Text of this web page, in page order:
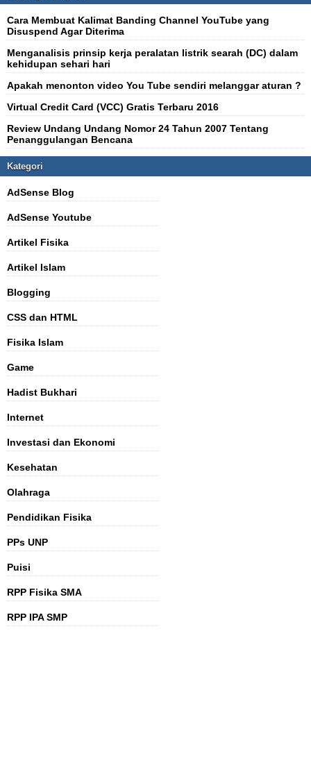
Cara Membuat Kalimat Banding Channel YouTube yang
Disuspend Agar Diterima
Menganalisis prinsip kerja peralatan listrik searah (DC) dalam
kehidupan sehari hari
Apakah menonton video You Tube sendiri melanggar aturan ?
Virtual Credit Card (VCC) Gratis Terbaru 2016
Review Undang Undang Nomor 24 Tahun 2007 Tentang
Penanggulangan Bencana
Kategori
AdSense Blog
AdSense Youtube
Artikel Fisika
Artikel Islam
Blogging
CSS dan HTML
Fisika Islam
Game
Hadist Bukhari
Internet
Investasi dan Ekonomi
Kesehatan
Olahraga
Pendidikan Fisika
PPs UNP
Puisi
RPP Fisika SMA
RPP IPA SMP